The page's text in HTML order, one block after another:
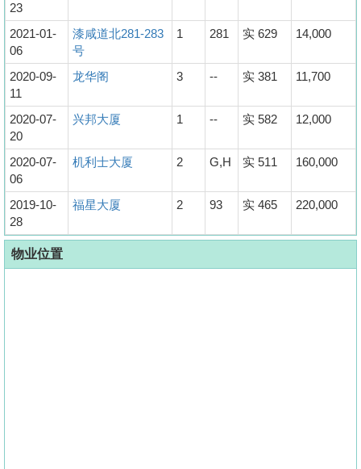
23
2021-01-
06
漆咸道北281-283
号
1 281 实 629 14,000
2020-09-
11
龙华阁 3 -- 实 381 11,700
2020-07-
20
兴邦大厦 1 -- 实 582 12,000
2020-07-
06
机利士大厦 2 G,H 实 511 160,000
2019-10-
28
福星大厦 2 93 实 465 220,000
物业位置